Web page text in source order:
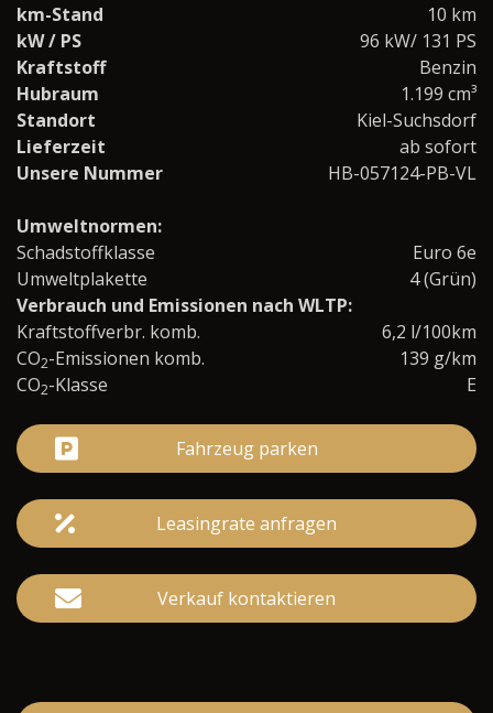
km-Stand
10 km
kW / PS
96 kW/ 131 PS
Kraftstoff
Benzin
Hubraum
1.199 cm³
Standort
Kiel-Suchsdorf
Lieferzeit
ab sofort
Unsere Nummer
HB-057124-PB-VL
Umweltnormen:
Schadstoffklasse
Euro 6e
Umweltplakette
4 (Grün)
Verbrauch und Emissionen nach WLTP:
Kraftstoffverbr. komb.
6,2 l/100km
CO2-Emissionen komb.
139 g/km
CO2-Klasse E
Fahrzeug parken
Leasingrate anfragen
Verkauf kontaktieren